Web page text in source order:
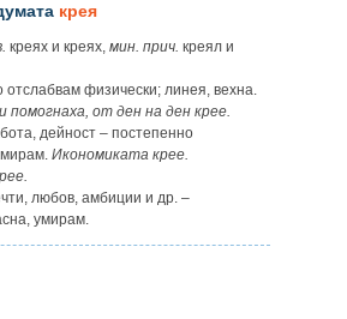
крея
креях и креях, мин. прич. креял и
отслабвам физически; линея, вехна.
и помогнаха, от ден на ден крее.
дейност – постепенно
Икономиката крее.
любов, амбиции и др. –
умирам.